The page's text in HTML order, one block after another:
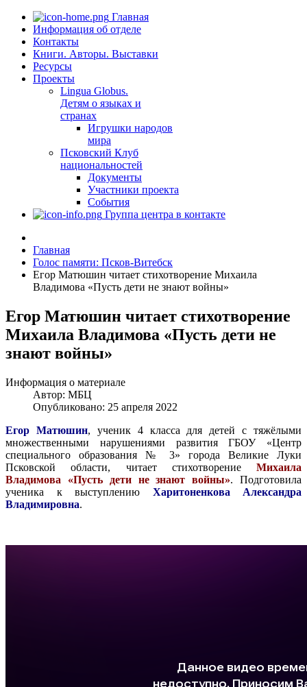
Главная
Информация об отделе
Контакты
Книги. Авторы. Выставки
Ресурсы
Проекты
Lingua Globus.
Детям о языках и
странах
Игрушки народов
мира
Псковский Клуб
национальностей
Документы
Участники проекта
События
Группа центра в контакте
Главная
Голос памяти: Псков-Витебск
Егор Матюшин читает стихотворение Михаила
Владимова «Пусть дети не знают войны»
Егор Матюшин читает стихотворение
Михаила Владимова «Пусть дети не
знают войны»
Информация о материале
Автор: МБЦ
Опубликовано: 25 апреля 2022
Егор Матюшин, ученик 4 класса для детей с тяжёлыми
множественными нарушениями развития ГБОУ «Центр
специального образования № 3» города Великие Луки
Псковской области, читает стихотворение Михаила
Владимова «Пусть дети не знают войны». Подготовила
ученика к выступлению Харитоненкова Александра
Владимировна.